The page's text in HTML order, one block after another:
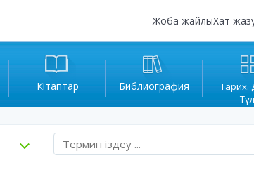
Жоба жайлыХат
Кітаптар Библиография
Тарих.